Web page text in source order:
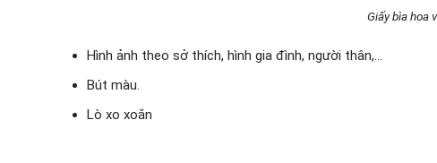
Giấy bìa hoa
Hình ảnh theo sở thích, hình gia đình, người thân,…
Bút màu.
Lò xo xoắn